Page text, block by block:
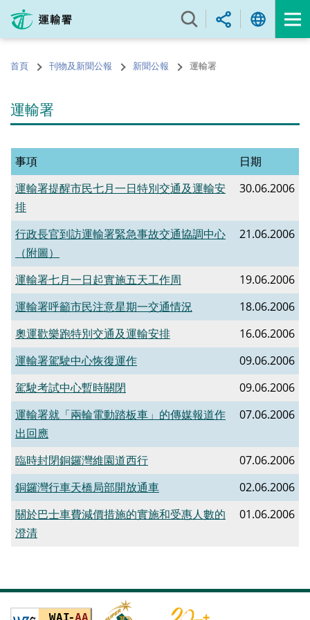
內
的首頁 刊物及新聞公報 新聞公報 運輸署
運輸署
事項
日期
運輸署提醒市民七月一日特別交通及運輸安
排
30.06.2006
行政長官到訪運輸署緊急事故交通協調中心
（附圖）
21.06.2006
運輸署七月一日起實施五天工作周
19.06.2006
運輸署呼籲市民注意星期一交通情況
18.06.2006
奧運歡樂跑特別交通及運輸安排
16.06.2006
運輸署駕駛中心恢復運作
09.06.2006
駕駛考試中心暫時關閉
09.06.2006
運輸署就「兩輪電動踏板車」的傳媒報道作
出回應
07.06.2006
臨時封閉銅鑼灣維園道西行
07.06.2006
銅鑼灣行車天橋局部開放通車
02.06.2006
關於巴士車費減價措施的實施和受惠人數的
澄清
01.06.2006